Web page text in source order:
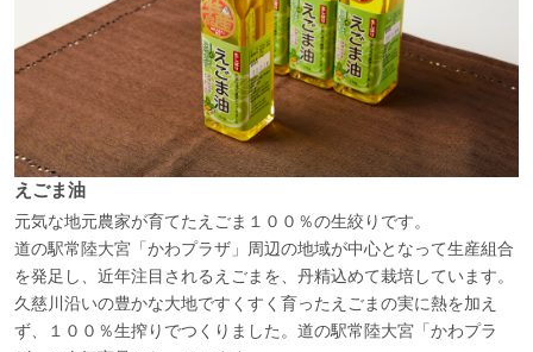
えごま油
元気な地元農家が育てたえごま１００％の生絞りです。
道の駅常陸大宮「かわプラザ」周辺の地域が中心となって生産組合
を発足し、近年注目されるえごまを、丹精込めて栽培しています。
久慈川沿いの豊かな大地ですくすく育ったえごまの実に熱を加え
ず、１００％生搾りでつくりました。道の駅常陸大宮「かわプラ